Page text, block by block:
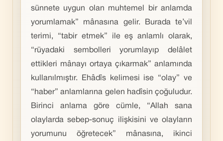
sünnete uygun olan muhtemel bir anlamda
yorumlamak” mânasına gelir. Burada te’vil
terimi, “tabir etmek” ile eş anlamlı olarak,
“rüyadaki sembolleri yorumlayıp delâlet
ettikleri mânayı ortaya çıkarmak” anlamında
kullanılmıştır. Ehâdîs kelimesi ise “olay” ve
“haber” anlamlarına gelen hadîsin çoğuludur.
Birinci anlama göre cümle, “Allah sana
olaylarda sebep-sonuç ilişkisini ve olayların
yorumunu öğretecek” mânasına, ikinci